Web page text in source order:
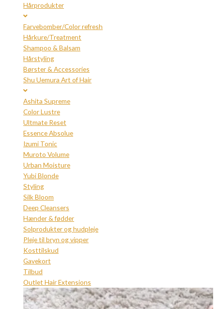
Hårprodukter
Farvebomber/Color refresh
Hårkure/Treatment
Shampoo & Balsam
Hårstyling
Børster & Accessories
Shu Uemura Art of Hair
Ashita Supreme
Color Lustre
Ultmate Reset
Essence Absolue
Izumi Tonic
Muroto Volume
Urban Moisture
Yubi Blonde
Styling
Silk Bloom
Deep Cleansers
Hænder & fødder
Solprodukter og hudpleje
Pleje til bryn og vipper
Kosttilskud
Gavekort
Tilbud
Outlet Hair Extensions